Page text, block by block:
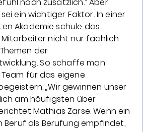
ein wichtiger Faktor. In einer
Akademie schule das
nicht nur fachlich
der
So schaffe man
für das eigene
„Wir gewinnen unser
am häufigsten über
Mathias Zarse. Wenn ein
Beruf als Berufung empfindet,